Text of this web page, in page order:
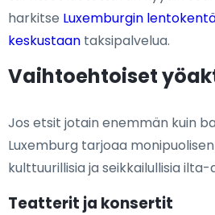
harkitse Luxemburgin
keskustaan taksipalvelua.
Vaihtoehtoiset
Jos etsit jotain enemmän kuin
Luxemburg tarjoaa
kulttuurillisia ja seikkailullisia
Teatterit ja konsertit